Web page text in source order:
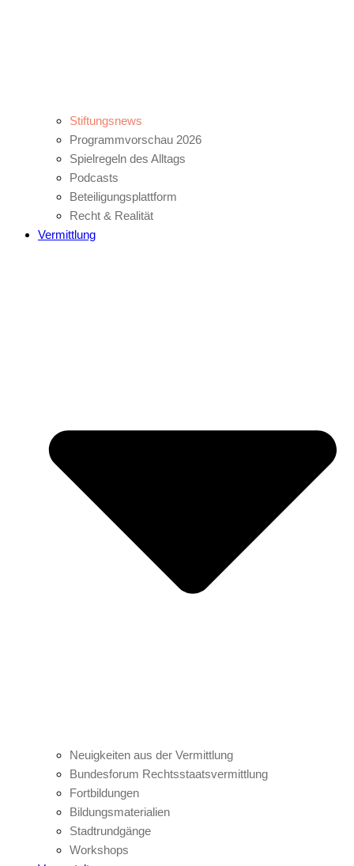
Stiftungsnews
Programmvorschau 2026
Spielregeln des Alltags
Podcasts
Beteiligungsplattform
Recht & Realität
Vermittlung
Neuigkeiten aus der Vermittlung
Bundesforum Rechtsstaatsvermittlung
Fortbildungen
Bildungsmaterialien
Stadtrundgänge
Workshops